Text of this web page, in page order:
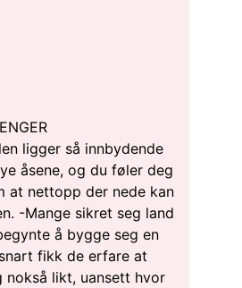
ligger så innbydende
åsene, og du føler deg
at nettopp der nede kan
-Mange sikret seg land
å bygge seg en
fikk de erfare at
nokså likt, uansett hvor